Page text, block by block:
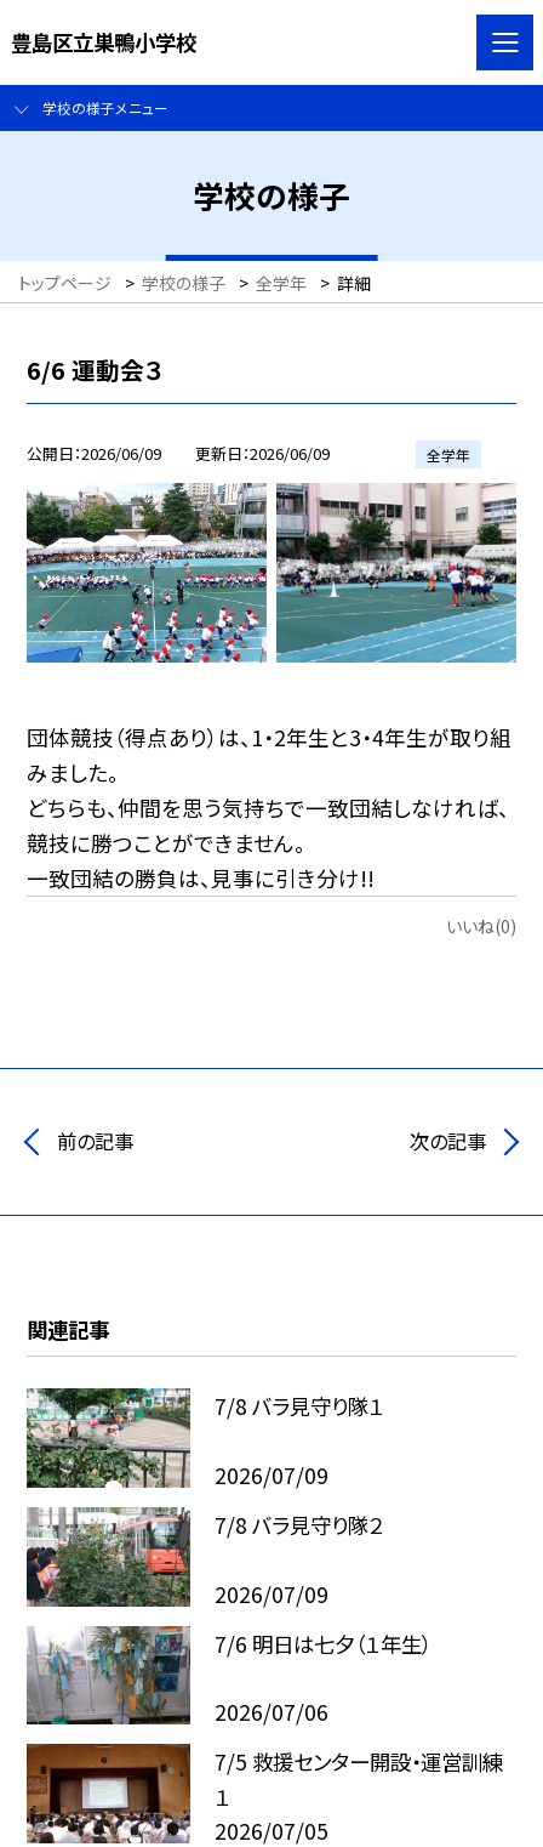
豊島区立巣鴨小学校
学校の様子メニュー
学校の様子
トップページ > 学校の様子 > 全学年 > 詳細
6/6 運動会３
公開日 2026/06/09 更新日 2026/06/09 全学年
団体競技（得点あり）は、1・2年生と3・4年生が取り組
みました。
どちらも、仲間を思う気持ちで一致団結しなければ、
競技に勝つことができません。
一致団結の勝負は、見事に引き分け!!
いいね(0)
前の記事 次の記事
関連記事
7/8 バラ見守り隊１
2026/07/09
7/8 バラ見守り隊２
2026/07/09
7/6 明日は七夕（１年生）
2026/07/06
7/5 救援センター開設・運営訓練
１
2026/07/05